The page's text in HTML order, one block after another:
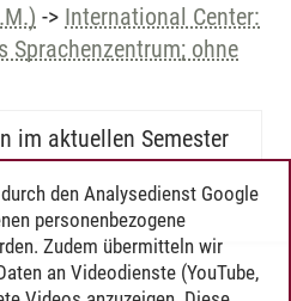
-> International Center:
Sprachenzentrum; ohne
im aktuellen Semester
den Analysedienst Google
personenbezogene
Zudem übermitteln wir
an Videodienste (YouTube,